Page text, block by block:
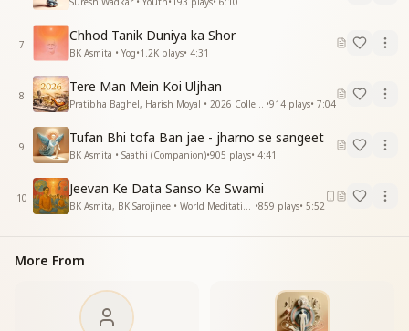
7
Chhod Tanik Duniya ka Shor
BK Asmita • Yog•1.2K plays• 4:31
8
Tere Man Mein Koi Uljhan
•914 plays• 7:04
9
Tufan Bhi tofa Ban jae - jharno se sangeet
BK Asmita • Saathi (Companion)•905 plays• 4:41
10
Jeevan Ke Data Sanso Ke Swami
•859 plays• 5:52
More From